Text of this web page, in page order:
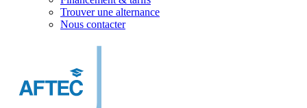
Trouver une alternance
Nous contacter